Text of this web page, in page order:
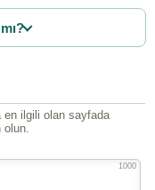
en ilgili olan sayfada
olun.
1000